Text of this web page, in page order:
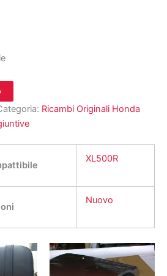
Ricambi Originali Honda
XL500R
Nuovo